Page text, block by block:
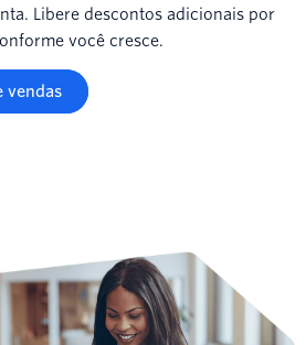
Libere descontos adicionais por
você cresce.
vendas